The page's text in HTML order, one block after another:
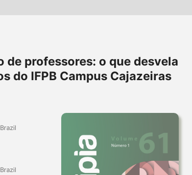
de professores: o que desvela
do IFPB Campus Cajazeiras